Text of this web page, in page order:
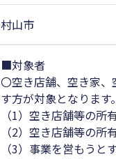
村山市
■対象者
〇空き店舗、空き家
す方が対象となります。
（1）空き店舗等の
（2）空き店舗等の
（3）事業を営もう